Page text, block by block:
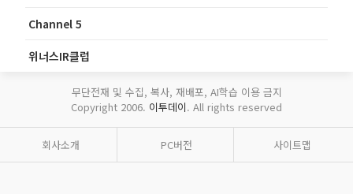
Channel 5
위너스IR클럽
무단전재 및 수집, 복사, 재배포, AI학습 이용 금지
Copyright 2006. 이투데이. All rights reserved
회사소개 PC버전 사이트맵